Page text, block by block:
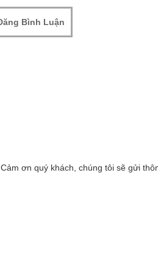
Cảm ơn quý khách, chúng tôi sẽ gửi